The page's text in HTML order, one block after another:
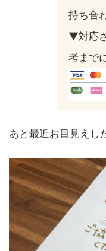
持ち合
▼対応
考まで
あと最近お目見えし